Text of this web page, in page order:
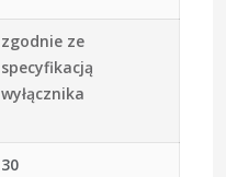
zgodnie ze
specyfikacją
wyłącznika
30